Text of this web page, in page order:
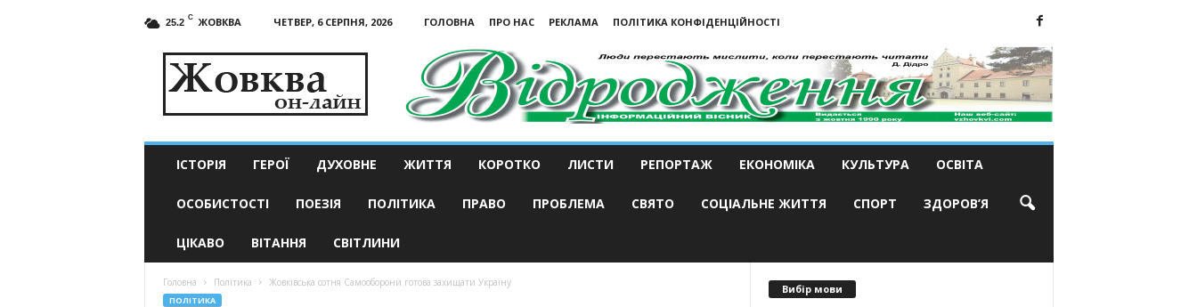
25.2 C ЖОВКВА ЧЕТВЕР, 6 СЕРПНЯ, 2026 ГОЛОВНА ПРО НАС РЕКЛАМА
ПОЛІТИКА КОНФІДЕНЦІЙНОСТІ
актуальні
ІСТОРІЯ ГЕРОЇ ДУХОВНЕ ЖИТТЯ КОРОТКО ЛИСТИ РЕПОРТАЖ ЕКОНОМІКА КУЛЬТУРА ОСВІТА
ОСОБИСТОСТІ ПОЕЗІЯ ПОЛІТИКА ПРАВО ПРОБЛЕМА СВЯТО СОЦІАЛЬНЕ ЖИТТЯ СПОРТ ЗДОРОВ’Я
ЦІКАВО ВІТАННЯ СВІТЛИНИ
Головна Політика Жовківська сотня Самооборони готова захищати Україну
ПОЛІТИКА
Вибір мови